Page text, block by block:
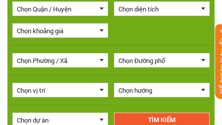
Chọn Quận / Huyện Chọn diện tích
Chọn khoảng giá
Chọn Phường / Xã Chọn Đường phố
Chọn vị trí Chọn hướng
Chọn dự án